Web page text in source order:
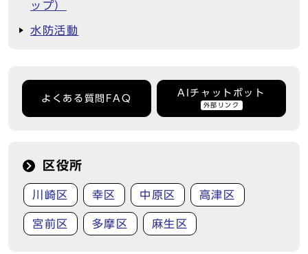
ップ）
水防活動
よくある質問FAQ
AIチャットボット
外部リンク
区役所
川崎区 幸区 中原区 高津区
宮前区 多摩区 麻生区